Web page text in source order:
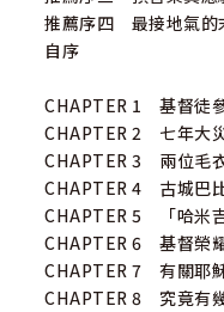
推薦序四 最接地氣
自序
CHAPTER 1 基督徒
CHAPTER 2 七年大
CHAPTER 3 兩位毛
CHAPTER 4 古城巴
CHAPTER 5 「哈米
CHAPTER 6 基督榮
CHAPTER 7 有關耶
CHAPTER 8 究竟有